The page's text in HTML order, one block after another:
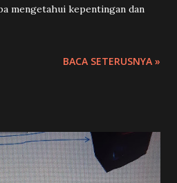
mengetahui kepentingan dan
BACA SETERUSNYA »